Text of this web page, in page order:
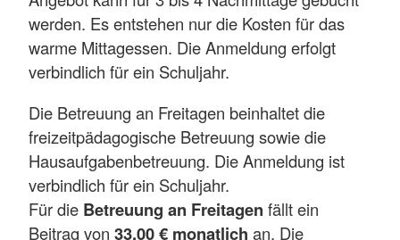
werden. Es entstehen nur die Kosten für das
warme Mittagessen. Die Anmeldung erfolgt
verbindlich für ein Schuljahr.
Die Betreuung an Freitagen beinhaltet die
freizeitpädagogische Betreuung sowie die
Hausaufgabenbetreuung. Die Anmeldung ist
verbindlich für ein Schuljahr.
Für die Betreuung an Freitagen fällt ein
Beitrag von 33,00 € monatlich an. Die